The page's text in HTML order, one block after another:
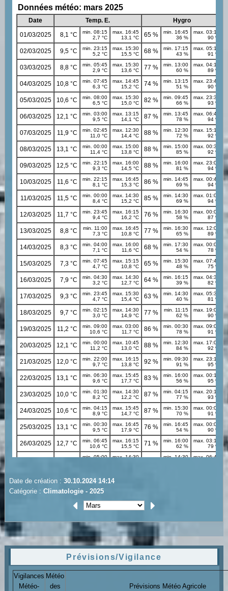
Date de création : 30.10.2024 14:14
Catégorie : Climatologie - 2025
Prévisions/Vigilance
Vigilances
Météo-
Météo
des
Prévisions Météo Agricole